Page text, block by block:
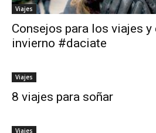
Viajes
Consejos para los viajes y
invierno #daciate
Viajes
8 viajes para soñar
Viajes